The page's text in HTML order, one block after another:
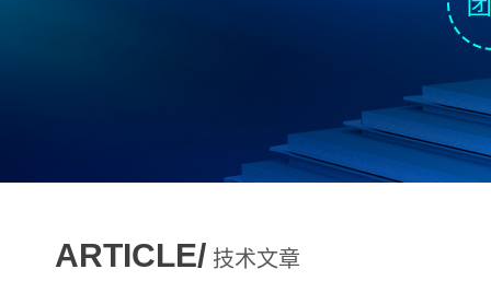
ARTICLE/ 技术文章